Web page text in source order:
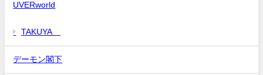
UVERworld
TAKUYA∞
デーモン閣下